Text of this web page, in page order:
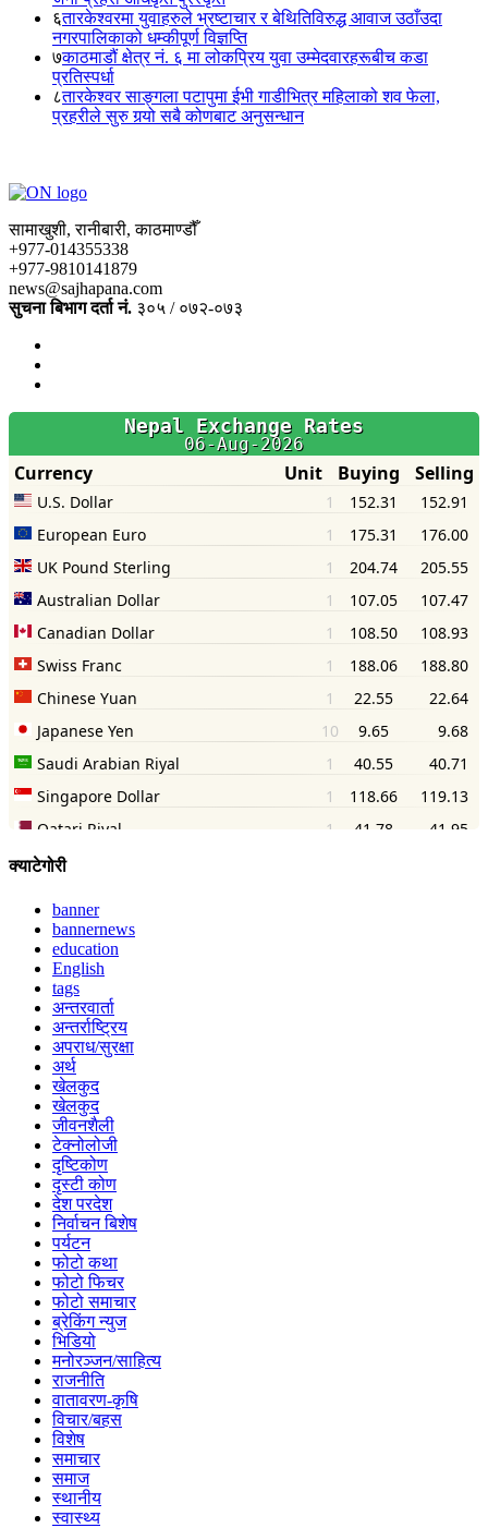
६तारकेश्वरमा युवाहरुले भ्रष्टाचार र बेथितिविरुद्ध आवाज उठाँउदा
नगरपालिकाको धम्कीपूर्ण विज्ञप्ति
७काठमाडौं क्षेत्र नं. ६ मा लोकप्रिय युवा उम्मेदवारहरूबीच कडा
प्रतिस्पर्धा
८तारकेश्वर साङ्गला पटापुमा ईभी गाडीभित्र महिलाको शव फेला,
प्रहरीले सुरु गर्‍यो सबै कोणबाट अनुसन्धान
सामाखुशी, रानीबारी, काठमाण्डौँ
+977-014355338
+977-9810141879
news@sajhapana.com
सुचना बिभाग दर्ता नं. ३०५ / ०७२-०७३
क्याटेगोरी
banner
bannernews
education
English
tags
अन्तरवार्ता
अन्तर्राष्ट्रिय
अपराध/सुरक्षा
अर्थ
खेलकुद
खेलकुद
जीवनशैली
टेक्नोलोजी
दृष्टिकोण
दृस्टी कोण
देश परदेश
निर्वाचन बिशेष
पर्यटन
फोटो कथा
फोटो फिचर
फोटो समाचार
ब्रेकिंग न्युज
भिडियो
मनोरञ्जन/साहित्य
राजनीति
वातावरण-कृषि
विचार/बहस
विशेष
समाचार
समाज
स्थानीय
स्वास्थ्य